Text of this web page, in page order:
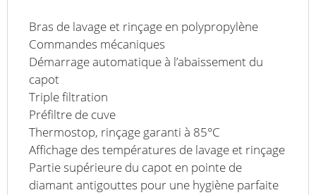
Bras de lavage et rinçage en polypropylène
Commandes mécaniques
Démarrage automatique à l’abaissement du
capot
Triple filtration
Préfiltre de cuve
Thermostop, rinçage garanti à 85°C
Affichage des températures de lavage et rinçage
Partie supérieure du capot en pointe de
diamant antigouttes pour une hygiène parfaite